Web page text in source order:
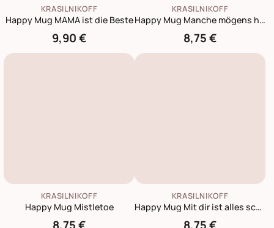
KRASILNIKOFF
Happy Mug MAMA ist die Beste
9,90 €
KRASILNIKOFF
Happy Mug Manche mögens heiss
8,75 €
KRASILNIKOFF
Happy Mug Mistletoe
KRASILNIKOFF
Happy Mug Mit dir ist alles schöner